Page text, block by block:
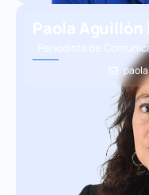
Paola Aguillón
Periodista de